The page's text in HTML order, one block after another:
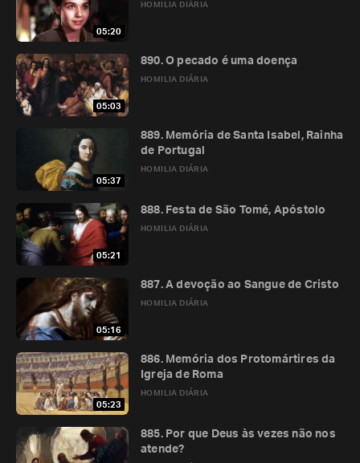
05:20
HOMILIA DIÁRIA
05:03
HOMILIA DIÁRIA
890. O pecado é uma doença
05:37
HOMILIA DIÁRIA
889. Memória de Santa Isabel, Rainha
de Portugal
05:21
HOMILIA DIÁRIA
888. Festa de São Tomé, Apóstolo
05:16
HOMILIA DIÁRIA
887. A devoção ao Sangue de Cristo
05:23
HOMILIA DIÁRIA
886. Memória dos Protomártires da
Igreja de Roma
885. Por que Deus às vezes não nos
atende?